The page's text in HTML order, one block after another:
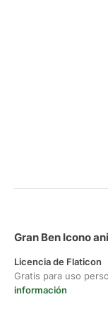
Gran Ben Icono
Licencia de Flaticon
Gratis para uso
información